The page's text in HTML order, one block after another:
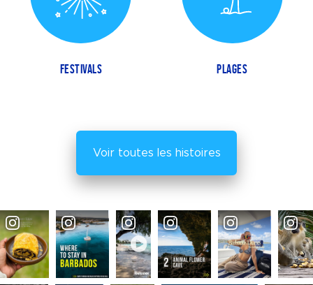
FESTIVALS PLAGES
Voir toutes les histoires